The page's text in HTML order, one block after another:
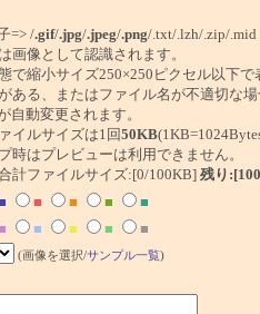
=> /.gif/.jpg/.jpeg/.png/.txt/.lzh/.zip/.mid
画像として認識されます。
で縮小サイズ250×250ピクセル以下で
ある、またはファイル名が不適切な
動変更されます。
イルサイズは1回50KB
時はプレビューは利用できません。
計ファイルサイズ:[0/100KB] 残り
■ ■ ■
■
■ ■ ■ ■
■
(画像を選択/サンプル一覧)